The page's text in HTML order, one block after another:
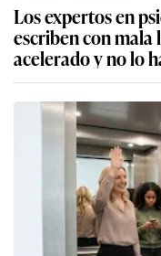
Los expertos en
escriben con
acelerado y no lo